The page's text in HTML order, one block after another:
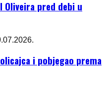
Oliveira pred debi u
i pobjegao prema